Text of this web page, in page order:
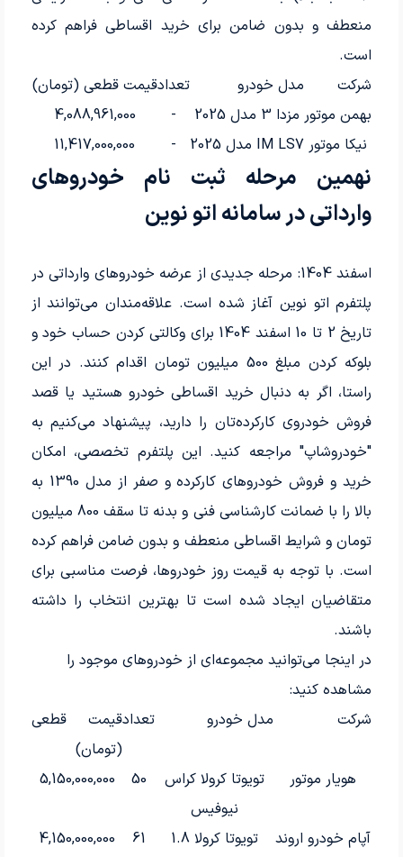
منعطف و بدون ضامن برای خرید اقساطی فراهم کرده
است.
شرکت
مدل خودرو تعدادقیمت قطعی (تومان)
بهمن موتور مزدا 3 مدل 2025 -
4,088,961,000
نیکا موتور IM LS7 مدل 2025 -
11,417,000,000
نهمین مرحله ثبت نام خودروهای
وارداتی در سامانه اتو نوین
اسفند 1404: مرحله جدیدی از عرضه خودروهای وارداتی در
پلتفرم اتو نوین آغاز شده است. علاقه‌مندان می‌توانند از
تاریخ 2 تا 10 اسفند 1404 برای وکالتی کردن حساب خود و
بلوکه کردن مبلغ 500 میلیون تومان اقدام کنند. در این
راستا، اگر به دنبال خرید اقساطی خودرو هستید یا قصد
فروش خودروی کارکرده‌تان را دارید، پیشنهاد می‌کنیم به
"خودروشاپ" مراجعه کنید. این پلتفرم تخصصی، امکان
خرید و فروش خودروهای کارکرده و صفر از مدل 1390 به
بالا را با ضمانت کارشناسی فنی و بدنه تا سقف 800 میلیون
تومان و شرایط اقساطی منعطف و بدون ضامن فراهم کرده
است. با توجه به قیمت روز خودروها، فرصت مناسبی برای
متقاضیان ایجاد شده است تا بهترین انتخاب را داشته
باشند.
در اینجا می‌توانید مجموعه‌ای از خودروهای موجود را
مشاهده کنید:
شرکت
مدل خودرو تعدادقیمت قطعی
(تومان)
هویار موتور
تویوتا کرولا کراس
نیوفیس
50
5,150,000,000
آپام خودرو اروند تویوتا کرولا 1.8 61
4,150,000,000